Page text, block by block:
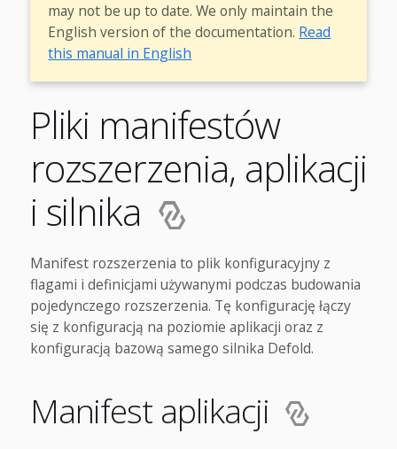
may not be up to date. We only maintain the
English version of the documentation. Read
this manual in English
Pliki manifestów
rozszerzenia, aplikacji
i silnika
Manifest rozszerzenia to plik konfiguracyjny z
flagami i definicjami używanymi podczas budowania
pojedynczego rozszerzenia. Tę konfigurację łączy
się z konfiguracją na poziomie aplikacji oraz z
konfiguracją bazową samego silnika Defold.
Manifest aplikacji